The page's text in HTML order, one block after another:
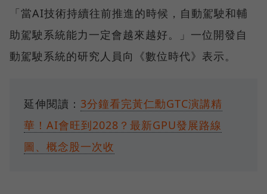
「當AI技術持續往前推進的時候，自動駕駛和輔
助駕駛系統能力一定會越來越好。」一位開發自
動駕駛系統的研究人員向《數位時代》表示。
延伸閱讀： 3分鐘看完黃仁勳GTC演講精
華！AI會旺到2028？最新GPU發展路線
圖、概念股一次收